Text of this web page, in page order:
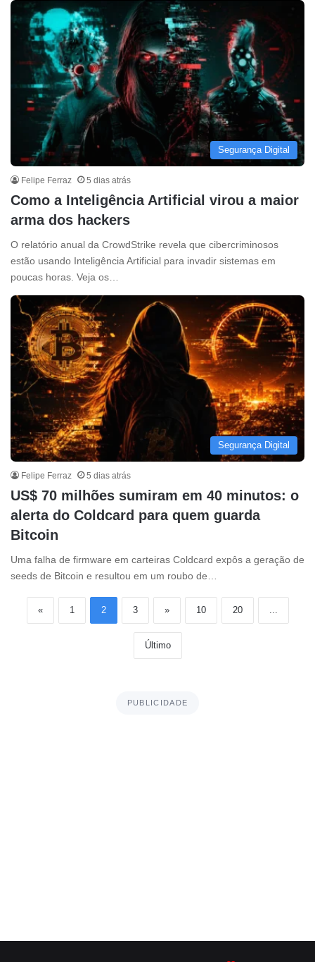
Segurança Digital
Felipe Ferraz 5 dias atrás
Como a Inteligência Artificial virou a maior
arma dos hackers
O relatório anual da CrowdStrike revela que cibercriminosos
estão usando Inteligência Artificial para invadir sistemas em
poucas horas. Veja os…
Segurança Digital
Felipe Ferraz 5 dias atrás
US$ 70 milhões sumiram em 40 minutos: o
alerta do Coldcard para quem guarda
Bitcoin
Uma falha de firmware em carteiras Coldcard expôs a geração de
seeds de Bitcoin e resultou em um roubo de…
« 1 2 3 » 10 20
Último
PUBLICIDADE